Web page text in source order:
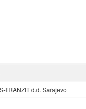
TRANZIT d.d. Sarajevo